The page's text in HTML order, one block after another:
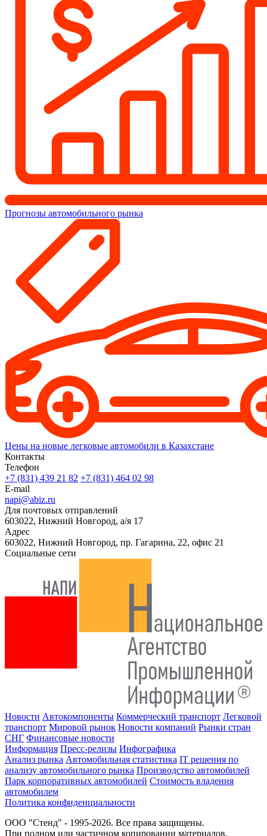
Прогнозы автомобильного рынка
Цены на новые легковые автомобили в Казахстане
Контакты
Телефон
+7 (831) 439 21 82 +7 (831) 464 02 98
E-mail
napi@abiz.ru
Для почтовых отправлений
603022, Нижний Новгород, а/я 17
Адрес
603022, Нижний Новгород, пр. Гагарина, 22, офис 21
Социальные сети
Новости Автокомпоненты Коммерческий транспорт Легковой
транспорт Мировой рынок Новости компаний Рынки стран
СНГ Финансовые новости
Информация Пресс-релизы Инфографика
Анализ рынка Автомобильная статистика IT решения по
анализу автомобильного рынка Производство автомобилей
Парк корпоративных автомобилей Стоимость владения
автомобилем
Политика конфиденциальности
ООО "Стенд" - 1995-2026. Все права защищены.
При полном или частичном копировании материалов,